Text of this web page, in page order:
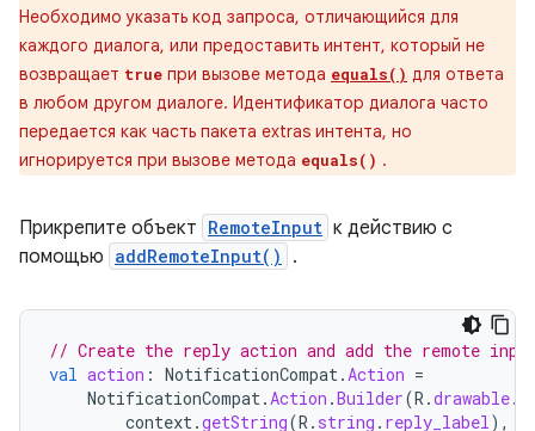
Необходимо указать код запроса, отличающийся для
каждого диалога, или предоставить интент, который не
возвращает true при вызове метода equals() для ответа
в любом другом диалоге. Идентификатор диалога часто
передается как часть пакета extras интента, но
игнорируется при вызове метода equals() .
Прикрепите объект RemoteInput к действию с
помощью addRemoteInput() .
// Create the reply action and add the remote
val action : NotificationCompat . Action =
NotificationCompat . Action .Builder(R .drawable.
context .getString(R . string . reply_label ),